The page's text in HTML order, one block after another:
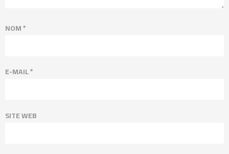
NOM*
E-MAIL*
SITE WEB